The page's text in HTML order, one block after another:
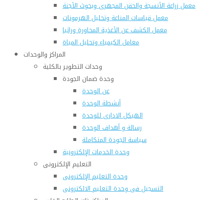
معمل زراعة الأنسجة والحقن المجهرى وبحوث الأجنة
معمل قياسات المناعة وتحليل الهرمونات
معمل الكشف عن الأغذية المحاورة وراثيا
معامل الكيمياء وتحليل المياة
المراكز والوحدات
وحدات التطوير بالكلية
وحدة ضمان الجودة
عن الوحدة
أنشطة الوحدة
الهيكل الادارى للوحدة
رسالة و أهداف الوحدة
سياسة الجودة المتكاملة
وحدة الخدمات الإلكترونية
التعليم الإلكترونى
وحدة التعليم الإلكترونى
التسجيل فى وحدة التعليم الالكترونى